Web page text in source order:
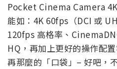
Pocket Cinema Camera
能如：4K 60fps（DCI 或
120fps 高格率、
HQ，再加上更好的操作配
再那麼的「口袋」– 好吧，